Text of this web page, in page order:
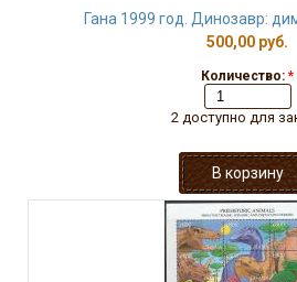
Гана 1999 год. Динозавр:
500,00 руб.
Количество: *
2 доступно для